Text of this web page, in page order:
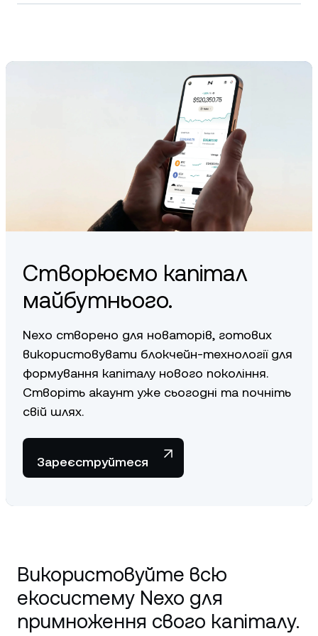
You can earn GMT by participating in Stepn’s move-to-earn
milestones.
Створюємо капітал
майбутнього.
Nexo створено для новаторів, готових
використовувати блокчейн-технології для
формування капіталу нового покоління.
Створіть акаунт уже сьогодні та почніть
свій шлях.
Зареєструйтеся
Використовуйте всю
екосистему Nexo для
примноження свого капіталу.